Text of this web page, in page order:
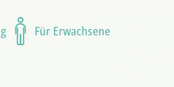
Für Erwachsene